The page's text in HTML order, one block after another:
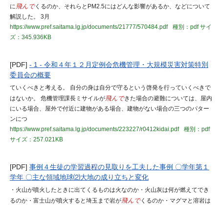
に飛んでくるのか、それらとPM2.5にはどんな影響があるか、などについて
解説した。 3月
https://www.pref.saitama.lg.jp/documents/21777/570484.pdf
種別：pdfサイ
ズ：345.936KB
[PDF] - 1 - 令和４年１２月定例会危機管理・大規模災害対策特別
委員会の概要
ていくべきと考える。 自分の身は自分で守るという啓発を行っていくべきで
はないか。 危機管理課長ミサイルが飛んできた場合の避難については、屋内
にいる場合、屋外で付近に建物がある場合、建物がない場合の三つのパター
ンにつ
https://www.pref.saitama.lg.jp/documents/223227/r0412kidai.pdf
種別：pdf
サイズ：257.021KB
[PDF] 事例４生徒の学習過程の見取りを工夫した事例 〇学年第１
学年 〇主な領域地球⑵大地の成り立ちと変化
・火山が噴火したときに出てくるものは火なのか・火山灰は何が燃えてでき
るのか・富士山が噴火すると埼玉まで岩が飛んでくるのか・マグマと溶岩は